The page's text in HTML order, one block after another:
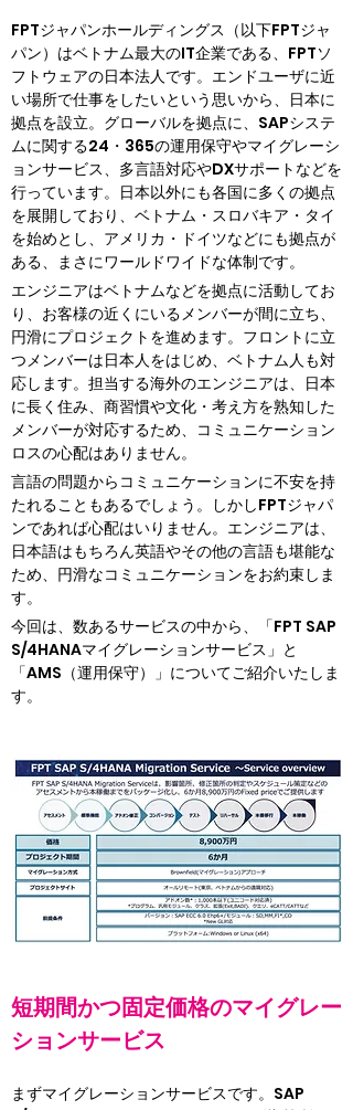
FPTジャパンホールディングス（以下FPTジャ
パン）はベトナム最大のIT企業である、FPTソ
フトウェアの日本法人です。エンドユーザに近
い場所で仕事をしたいという思いから、日本に
拠点を設立。グローバルを拠点に、SAPシステ
ムに関する24・365の運用保守やマイグレーシ
ョンサービス、多言語対応やDXサポートなどを
行っています。日本以外にも各国に多くの拠点
を展開しており、ベトナム・スロバキア・タイ
を始めとし、アメリカ・ドイツなどにも拠点が
ある、まさにワールドワイドな体制です。
エンジニアはベトナムなどを拠点に活動してお
り、お客様の近くにいるメンバーが間に立ち、
円滑にプロジェクトを進めます。フロントに立
つメンバーは日本人をはじめ、ベトナム人も対
応します。担当する海外のエンジニアは、日本
に長く住み、商習慣や文化・考え方を熟知した
メンバーが対応するため、コミュニケーション
ロスの心配はありません。
言語の問題からコミュニケーションに不安を持
たれることもあるでしょう。しかしFPTジャパ
ンであれば心配はいりません。エンジニアは、
日本語はもちろん英語やその他の言語も堪能な
ため、円滑なコミュニケーションをお約束しま
す。
今回は、数あるサービスの中から、「FPT SAP
S/4HANAマイグレーションサービス」と
「AMS（運用保守）」についてご紹介いたしま
す。
短期間かつ固定価格のマイグレー
ションサービス
まずマイグレーションサービスです。SAP